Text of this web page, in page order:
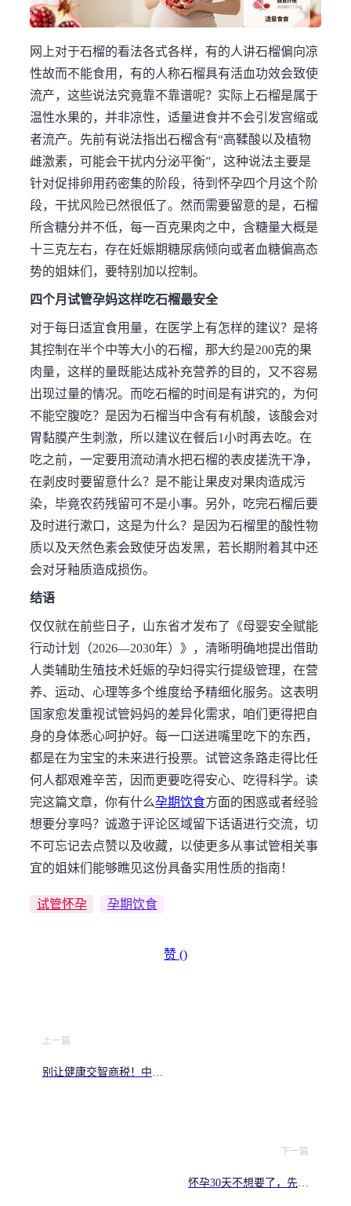
网上对于石榴的看法各式各样，有的人讲石榴偏向凉
性故而不能食用，有的人称石榴具有活血功效会致使
流产，这些说法究竟靠不靠谱呢？实际上石榴是属于
温性水果的，并非凉性，适量进食并不会引发宫缩或
者流产。先前有说法指出石榴含有“高鞣酸以及植物
雌激素，可能会干扰内分泌平衡”，这种说法主要是
针对促排卵用药密集的阶段，待到怀孕四个月这个阶
段，干扰风险已然很低了。然而需要留意的是，石榴
所含糖分并不低，每一百克果肉之中，含糖量大概是
十三克左右，存在妊娠期糖尿病倾向或者血糖偏高态
势的姐妹们，要特别加以控制。
四个月试管孕妈这样吃石榴最安全
对于每日适宜食用量，在医学上有怎样的建议？是将
其控制在半个中等大小的石榴，那大约是200克的果
肉量，这样的量既能达成补充营养的目的，又不容易
出现过量的情况。而吃石榴的时间是有讲究的，为何
不能空腹吃？是因为石榴当中含有有机酸，该酸会对
胃黏膜产生刺激，所以建议在餐后1小时再去吃。在
吃之前，一定要用流动清水把石榴的表皮搓洗干净，
在剥皮时要留意什么？是不能让果皮对果肉造成污
染，毕竟农药残留可不是小事。另外，吃完石榴后要
及时进行漱口，这是为什么？是因为石榴里的酸性物
质以及天然色素会致使牙齿发黑，若长期附着其中还
会对牙釉质造成损伤。
结语
仅仅就在前些日子，山东省才发布了《母婴安全赋能
行动计划（2026—2030年）》，清晰明确地提出借助
人类辅助生殖技术妊娠的孕妇得实行提级管理，在营
养、运动、心理等多个维度给予精细化服务。这表明
国家愈发重视试管妈妈的差异化需求，咱们更得把自
身的身体悉心呵护好。每一口送进嘴里吃下的东西，
都是在为宝宝的未来进行投票。试管这条路走得比任
何人都艰难辛苦，因而更要吃得安心、吃得科学。读
完这篇文章，你有什么孕期饮食方面的困惑或者经验
想要分享吗？诚邀于评论区域留下话语进行交流，切
不可忘记去点赞以及收藏，以使更多从事试管相关事
宜的姐妹们能够瞧见这份具备实用性质的指南！
试管怀孕 孕期饮食
赞 ()
上一篇
别让健康交智商税！中央
下一篇
怀孕30天不想要了，先别